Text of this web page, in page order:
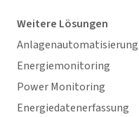
Weitere Lösungen
Anlagenautomatisierung
Energiemonitoring
Power Monitoring
Energiedatenerfassung